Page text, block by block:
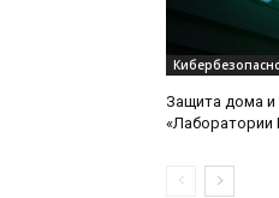
Защита дома и
«Лаборатории
годовые
тестов SE Labs